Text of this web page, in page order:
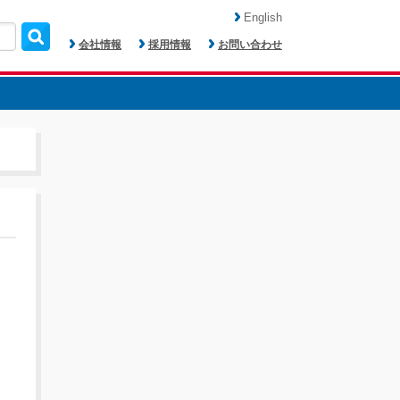
会社情報 採用情報 お問い合わせ
English